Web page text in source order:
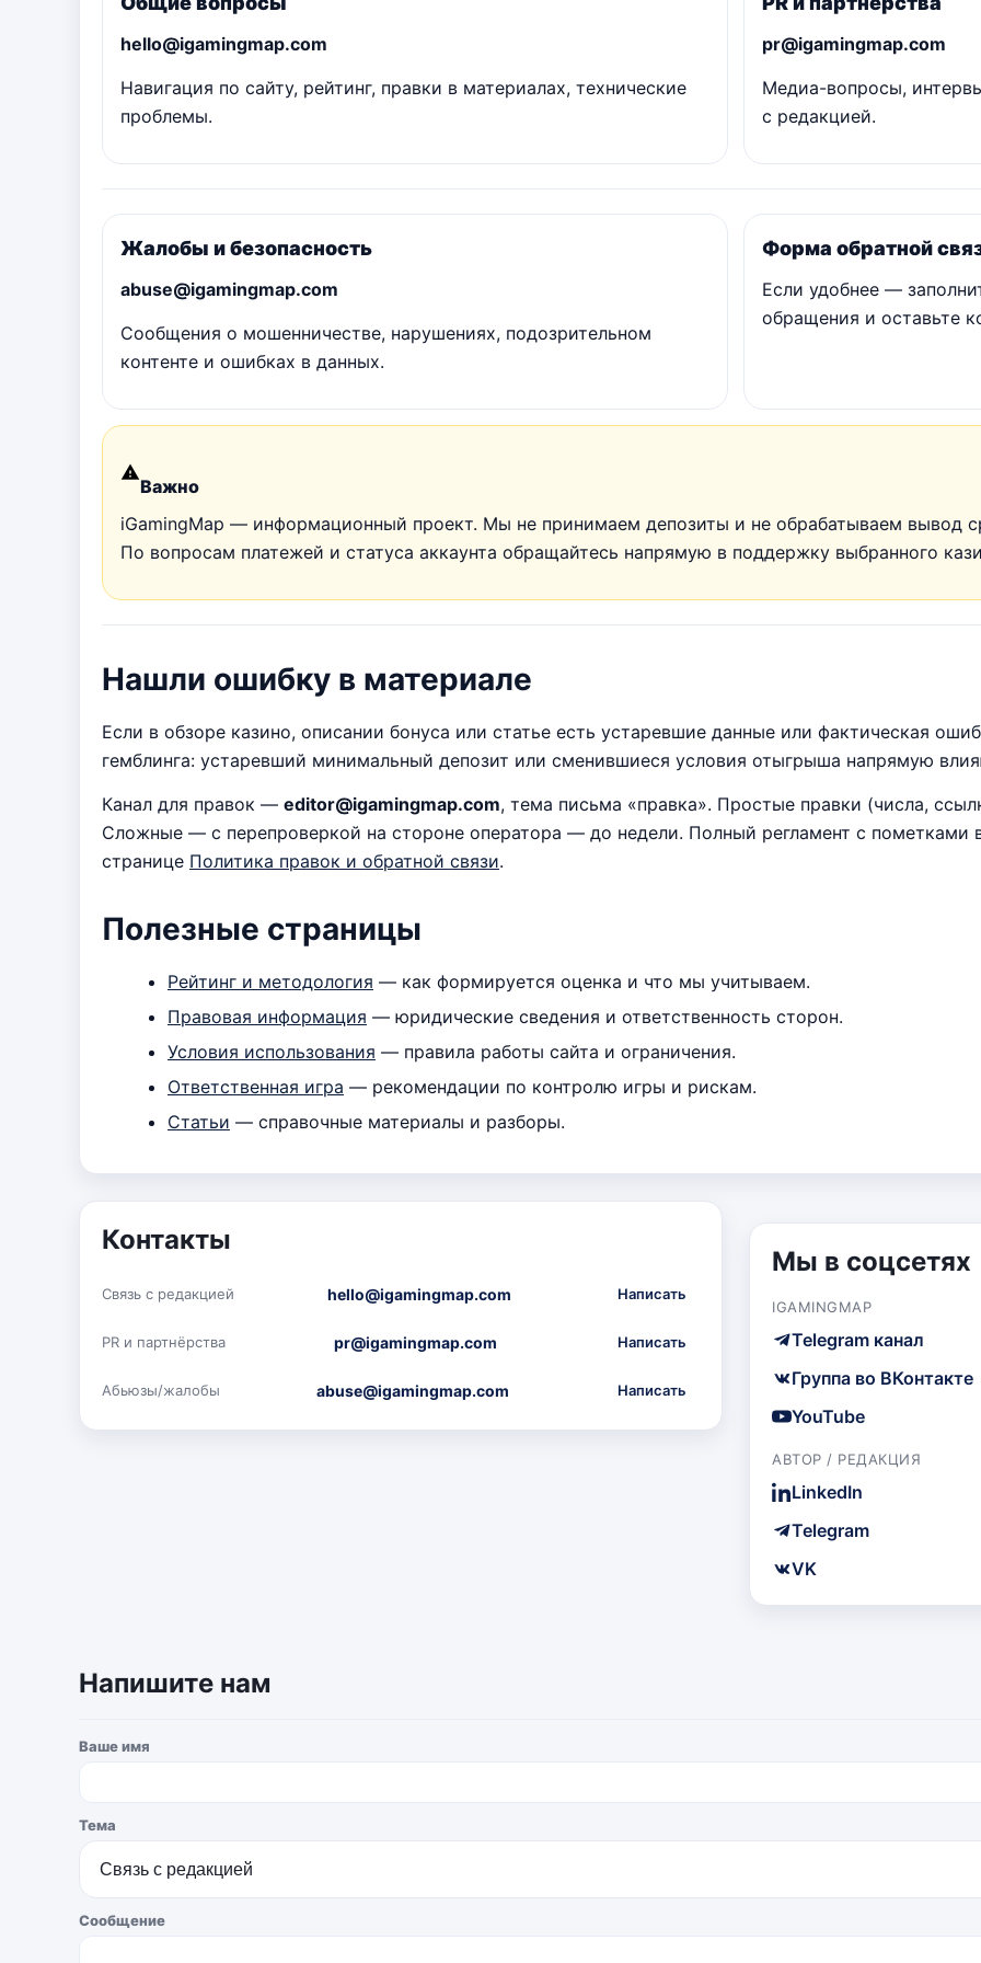
hello@igamingmap.com
Навигация по сайту, рейтинг, правки в материалах, технические
проблемы.
pr@igamingmap.com
Медиа-вопросы,
с редакцией.
Жалобы и безопасность
abuse@igamingmap.com
Сообщения о мошенничестве, нарушениях, подозрительном
контенте и ошибках в данных.
Форма обратной
Если удобнее —
обращения и оставьте
Важно
iGamingMap — информационный проект. Мы не принимаем депозиты и не обрабатываем вывод
По вопросам платежей и статуса аккаунта обращайтесь напрямую в поддержку выбранного
Нашли ошибку в материале
Если в обзоре казино, описании бонуса или статье есть устаревшие данные или фактическая
гемблинга: устаревший минимальный депозит или сменившиеся условия отыгрыша напрямую
Канал для правок — editor@igamingmap.com, тема письма «правка». Простые правки (числа,
Сложные — с перепроверкой на стороне оператора — до недели. Полный регламент с пометками
странице Политика правок и обратной связи.
Полезные страницы
Рейтинг и методология — как формируется оценка и что мы учитываем.
Правовая информация — юридические сведения и ответственность сторон.
Условия использования — правила работы сайта и ограничения.
Ответственная игра — рекомендации по контролю игры и рискам.
Статьи — справочные материалы и разборы.
Контакты
Связь с редакцией hello@igamingmap.com Написать
PR и партнёрства pr@igamingmap.com Написать
Абьюзы/жалобы abuse@igamingmap.com Написать
Мы в соцсетях
IGAMINGMAP
Telegram канал
Группа во ВКонтакте
YouTube
АВТОР / РЕДАКЦИЯ
LinkedIn
Telegram
VK
Напишите нам
Ваше имя
Тема
Сообщение